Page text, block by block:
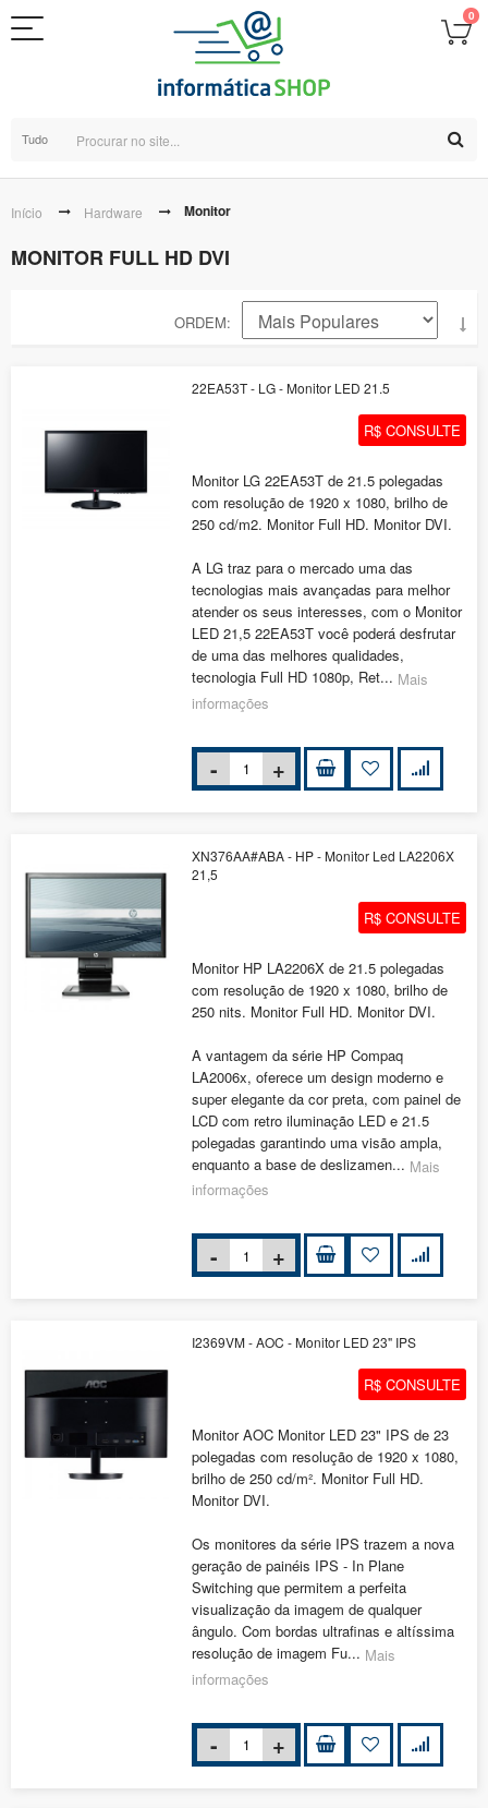
0
Tudo
Início Hardware Monitor
MONITOR FULL HD DVI
ORDEM
22EA53T - LG - Monitor LED 21.5
R$ CONSULTE
Monitor LG 22EA53T de 21.5 polegadas
com resolução de 1920 x 1080, brilho de
250 cd/m2. Monitor Full HD. Monitor DVI.
A LG traz para o mercado uma das
tecnologias mais avançadas para melhor
atender os seus interesses, com o Monitor
LED 21,5 22EA53T você poderá desfrutar
de uma das melhores qualidades,
tecnologia Full HD 1080p, Ret... Mais
informações
XN376AA#ABA - HP - Monitor Led LA2206X
21,5
R$ CONSULTE
Monitor HP LA2206X de 21.5 polegadas
com resolução de 1920 x 1080, brilho de
250 nits. Monitor Full HD. Monitor DVI.
A vantagem da série HP Compaq
LA2006x, oferece um design moderno e
super elegante da cor preta, com painel de
LCD com retro iluminação LED e 21.5
polegadas garantindo uma visão ampla,
enquanto a base de deslizamen... Mais
informações
I2369VM - AOC - Monitor LED 23" IPS
R$ CONSULTE
Monitor AOC Monitor LED 23" IPS de 23
polegadas com resolução de 1920 x 1080,
brilho de 250 cd/m². Monitor Full HD.
Monitor DVI.
Os monitores da série IPS trazem a nova
geração de painéis IPS - In Plane
Switching que permitem a perfeita
visualização da imagem de qualquer
ângulo. Com bordas ultrafinas e altíssima
resolução de imagem Fu... Mais
informações